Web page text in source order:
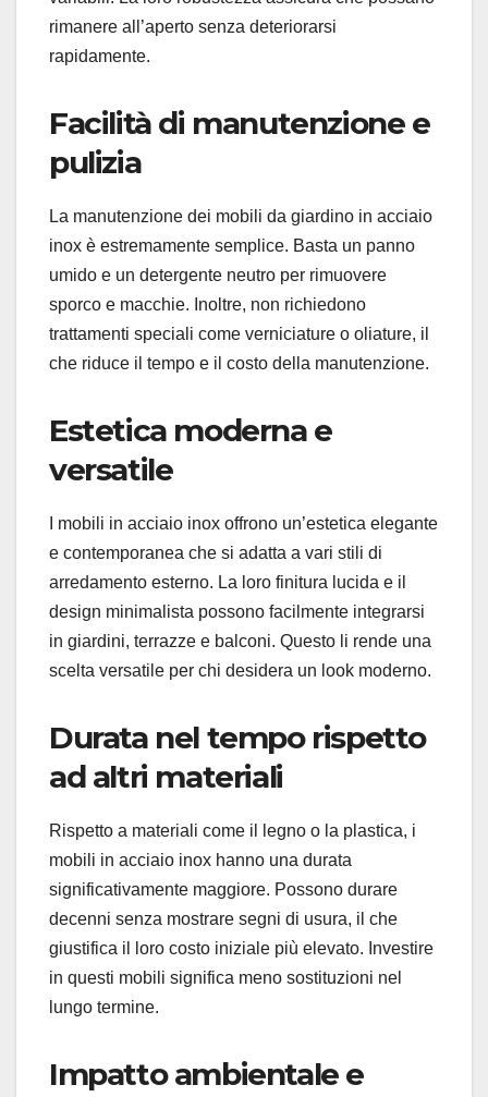
rimanere all’aperto senza deteriorarsi
rapidamente.
Facilità di manutenzione e
pulizia
La manutenzione dei mobili da giardino in acciaio
inox è estremamente semplice. Basta un panno
umido e un detergente neutro per rimuovere
sporco e macchie. Inoltre, non richiedono
trattamenti speciali come verniciature o oliature, il
che riduce il tempo e il costo della manutenzione.
Estetica moderna e
versatile
I mobili in acciaio inox offrono un’estetica elegante
e contemporanea che si adatta a vari stili di
arredamento esterno. La loro finitura lucida e il
design minimalista possono facilmente integrarsi
in giardini, terrazze e balconi. Questo li rende una
scelta versatile per chi desidera un look moderno.
Durata nel tempo rispetto
ad altri materiali
Rispetto a materiali come il legno o la plastica, i
mobili in acciaio inox hanno una durata
significativamente maggiore. Possono durare
decenni senza mostrare segni di usura, il che
giustifica il loro costo iniziale più elevato. Investire
in questi mobili significa meno sostituzioni nel
lungo termine.
Impatto ambientale e